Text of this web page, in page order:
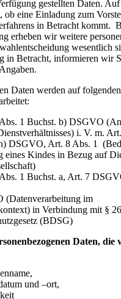
gestellten Daten.
eine Einladung zum
in Betracht kommt.
erheben wir weitere
wesentlich
in Betracht, informieren wir
Daten werden auf folgenden
1 Buchst. b) DSGVO
i. V. m.
DSGVO, Art. 8 Abs. 1
Kindes in Bezug auf
1 Buchst. a, Art. 7
(Datenverarbeitung im
in Verbindung mit §
(BDSG)
Daten, die
und –ort,